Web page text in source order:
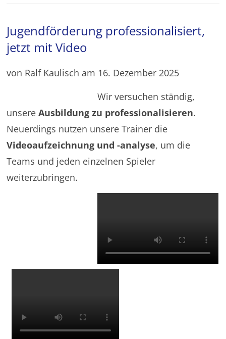
Jugendförderung professionalisiert,
jetzt mit Video
von Ralf Kaulisch am 16. Dezember 2025
Wir versuchen ständig,
unsereAusbildung zu professionalisieren.
Neuerdings nutzen unsere Trainer die
Videoaufzeichnung und -analyse, um die
Teams und jeden einzelnen Spieler
weiterzubringen.